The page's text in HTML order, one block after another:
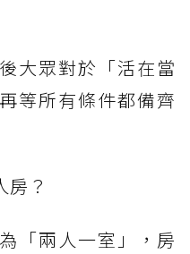
大眾對於「活在當
等所有條件都備齊
房？
「兩人一室」，房